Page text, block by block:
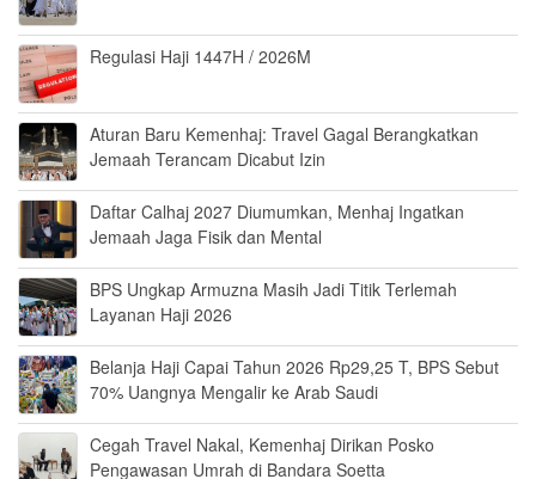
Regulasi Haji 1447H / 2026M
Aturan Baru Kemenhaj: Travel Gagal Berangkatkan
Jemaah Terancam Dicabut Izin
Daftar Calhaj 2027 Diumumkan, Menhaj Ingatkan
Jemaah Jaga Fisik dan Mental
BPS Ungkap Armuzna Masih Jadi Titik Terlemah
Layanan Haji 2026
Belanja Haji Capai Tahun 2026 Rp29,25 T, BPS Sebut
70% Uangnya Mengalir ke Arab Saudi
Cegah Travel Nakal, Kemenhaj Dirikan Posko
Pengawasan Umrah di Bandara Soetta